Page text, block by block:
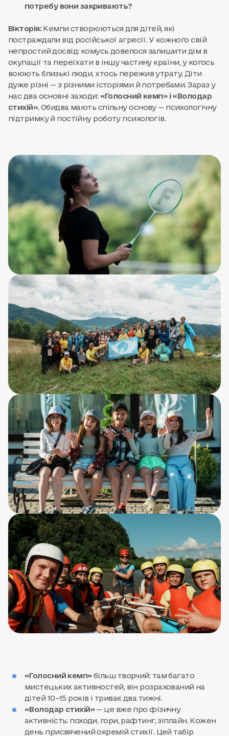
потребу вони закривають?
Вікторія:Кемпи створюються для дітей, які
постраждали від російської агресії. У кожного свій
непростий досвід: комусь довелося залишити дім в
окупації та переїхати в іншу частину країни, у когось
воюють близькі люди, хтось пережив утрату. Діти
дуже різні — з різними історіями й потребами. Зараз у
нас два основні заходи: «Голосний кемп» і «Володар
стихій». Обидва мають спільну основу — психологічну
підтримку й постійну роботу психологів.
«Голосний кемп»більш творчий: там багато
мистецьких активностей, він розрахований на
дітей 10–15 років і триває два тижні.
«Володар стихій»— це вже про фізичну
активність: походи, гори, рафтинг, зіплайн. Кожен
день присвячений окремій стихії. Цей табір